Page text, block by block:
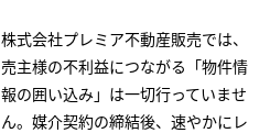
株式会社プレミア不動産販売では、
売主様の不利益につながる「物件情
報の囲い込み」は一切行っていませ
ん。媒介契約の締結後、速やかにレ